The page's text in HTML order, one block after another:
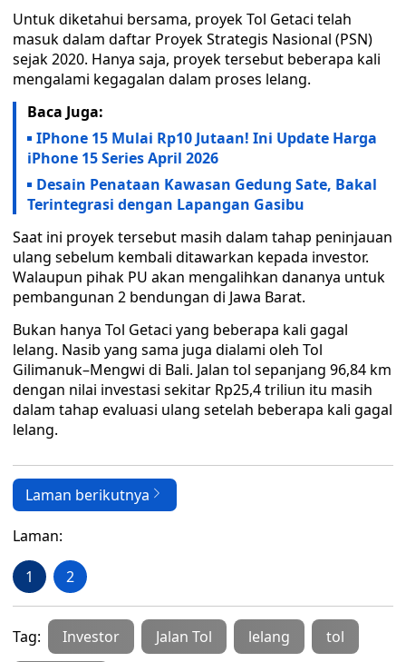
Untuk diketahui bersama, proyek Tol Getaci telah
masuk dalam daftar Proyek Strategis Nasional (PSN)
sejak 2020. Hanya saja, proyek tersebut beberapa kali
mengalami kegagalan dalam proses lelang.
Baca Juga:
IPhone 15 Mulai Rp10 Jutaan! Ini Update Harga
iPhone 15 Series April 2026
Desain Penataan Kawasan Gedung Sate, Bakal
Terintegrasi dengan Lapangan Gasibu
Saat ini proyek tersebut masih dalam tahap peninjauan
ulang sebelum kembali ditawarkan kepada investor.
Walaupun pihak PU akan mengalihkan dananya untuk
pembangunan 2 bendungan di Jawa Barat.
Bukan hanya Tol Getaci yang beberapa kali gagal
lelang. Nasib yang sama juga dialami oleh Tol
Gilimanuk–Mengwi di Bali. Jalan tol sepanjang 96,84 km
dengan nilai investasi sekitar Rp25,4 triliun itu masih
dalam tahap evaluasi ulang setelah beberapa kali gagal
lelang.
Laman berikutnya
Laman:
1 2
Tag: Investor Jalan Tol lelang tol